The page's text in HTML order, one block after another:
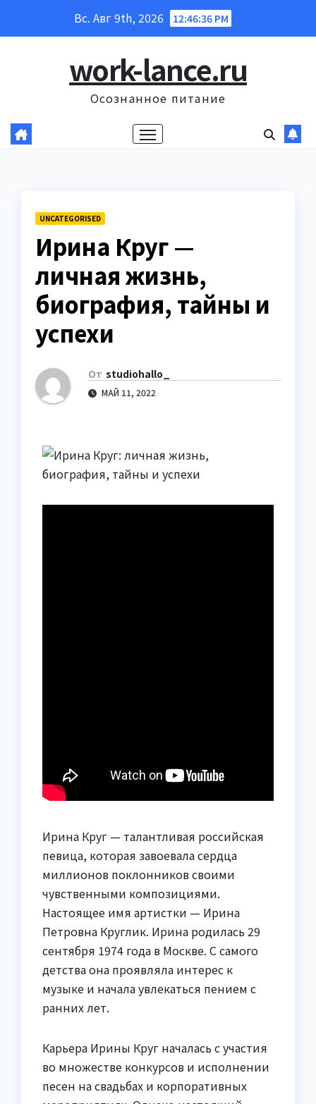
Вс. Авг 9th, 2026 12:46:37 PM
work-lance.ru
Осознанное питание
UNCATEGORISED
Ирина Круг —
личная жизнь,
биография, тайны и
успехи
От studiohallo_
МАЙ 11, 2022
Ирина Круг — талантливая российская
певица, которая завоевала сердца
миллионов поклонников своими
чувственными композициями.
Настоящее имя артистки — Ирина
Петровна Круглик. Ирина родилась 29
сентября 1974 года в Москве. С самого
детства она проявляла интерес к
музыке и начала увлекаться пением с
ранних лет.
Карьера Ирины Круг началась с участия
во множестве конкурсов и исполнении
песен на свадьбах и корпоративных